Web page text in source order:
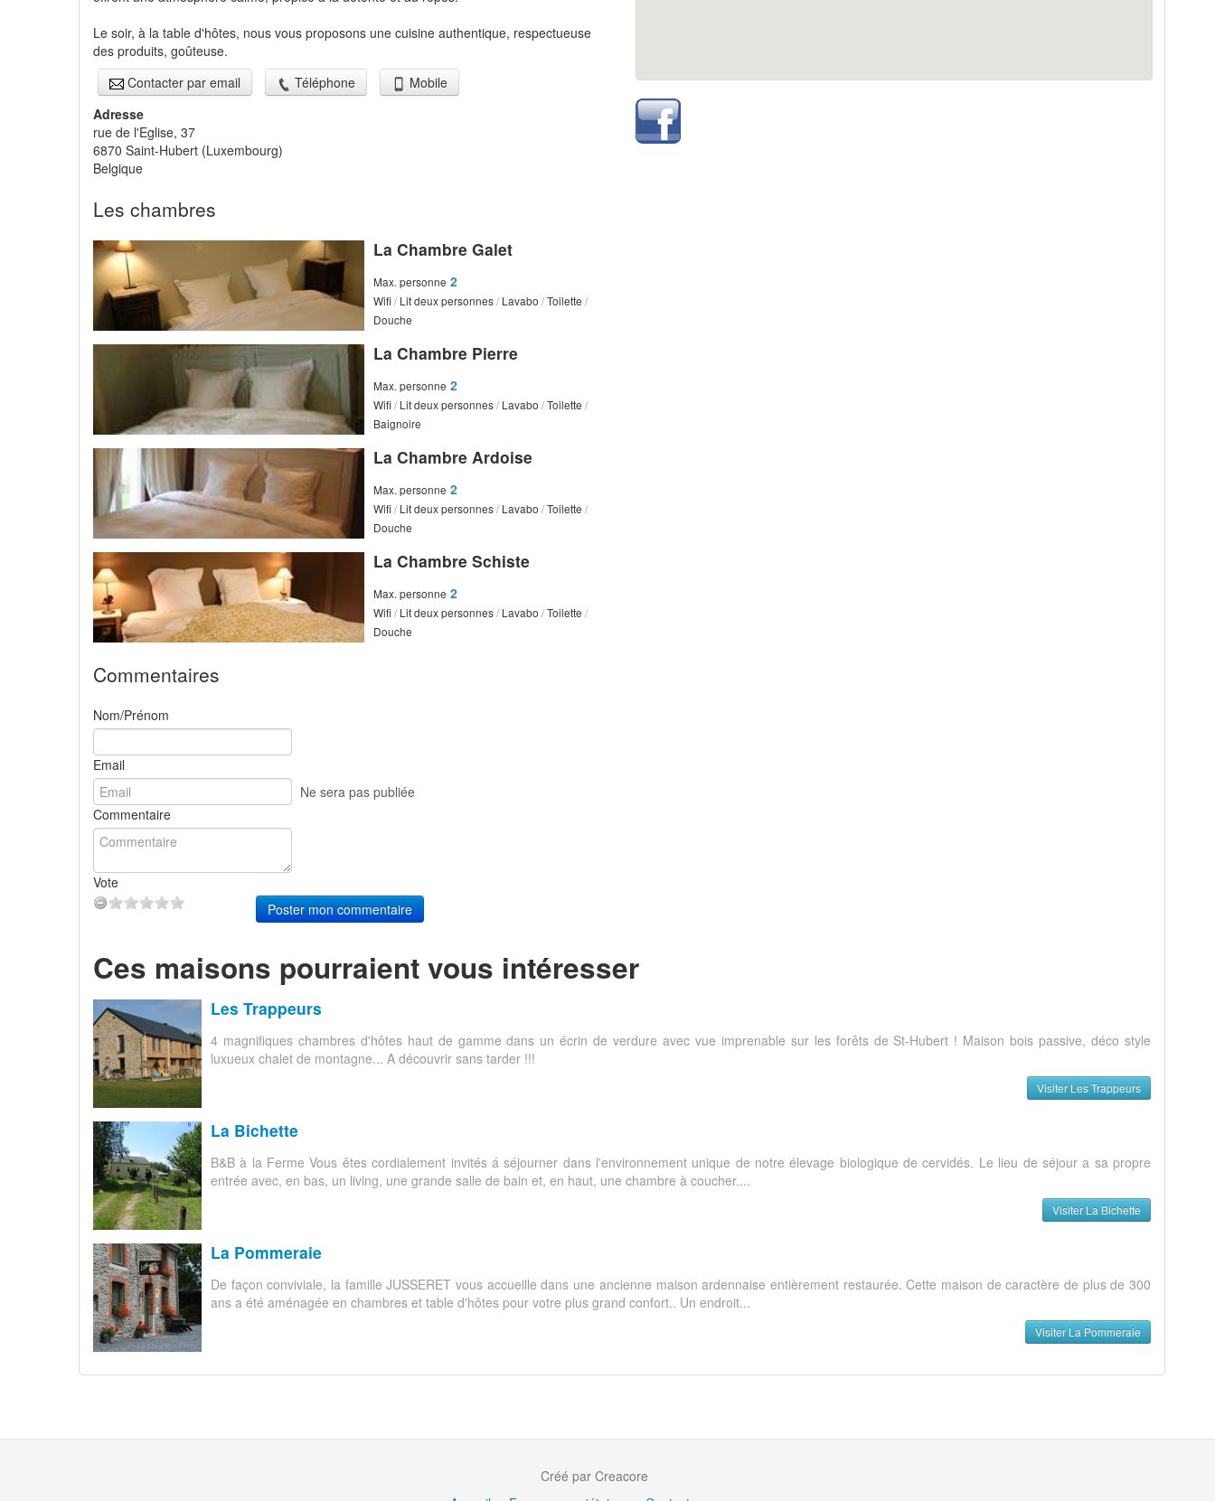
Le soir, à la table d'hôtes, nous vous proposons une cuisine authentique, respectueuse
des produits, goûteuse.
Contacter par email
Téléphone
Mobile
Adresse
rue de l'Eglise, 37
6870 Saint-Hubert (Luxembourg)
Belgique
Les chambres
La Chambre Galet
Max. personne 2
Wifi/ Lit deux personnes/ Lavabo /Toilette /
Douche
La Chambre Pierre
Max. personne 2
Wifi/ Lit deux personnes/ Lavabo /Toilette /
Baignoire
La Chambre Ardoise
Max. personne 2
Wifi/ Lit deux personnes/ Lavabo /Toilette /
Douche
La Chambre Schiste
Max. personne 2
Wifi/ Lit deux personnes/ Lavabo /Toilette /
Douche
Commentaires
Nom/Prénom
Email
Ne sera pas publiée
Commentaire
Vote
Poster mon commentaire
Ces maisons pourraient vous intéresser
Les Trappeurs
4 magnifiques chambres d'hôtes haut de gamme dans un écrin de verdure avec vue imprenable sur les forêts de St-Hubert ! Maison bois passive, déco style
luxueux chalet de montagne... A découvrir sans tarder !!!
Visiter Les Trappeurs
La Bichette
B&B à la Ferme Vous êtes cordialement invités á séjourner dans l'environnement unique de notre élevage biologique de cervidés. Le lieu de séjour a sa propre
entrée avec, en bas, un living, une grande salle de bain et, en haut, une chambre à coucher....
Visiter La Bichette
La Pommeraie
De façon conviviale, la famille JUSSERET vous accueille dans une ancienne maison ardennaise entièrement restaurée. Cette maison de caractère de plus de 300
ans a été aménagée en chambres et table d'hôtes pour votre plus grand confort.. Un endroit...
Visiter La Pommeraie
Créé par Creacore